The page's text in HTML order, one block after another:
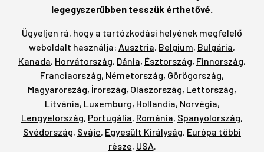
legegyszerűbben tesszük érthetővé.
Ügyeljen rá, hogy a tartózkodási helyének megfelelő
weboldalt használja: Ausztria, Belgium, Bulgária,
Kanada, Horvátország, Dánia, Észtország, Finnország,
Franciaország, Németország, Görögország,
Magyarország, Írország, Olaszország, Lettország,
Litvánia, Luxemburg, Hollandia, Norvégia,
Lengyelország, Portugália, Románia, Spanyolország,
Svédország, Svájc, Egyesült Királyság, Európa többi
része, USA.